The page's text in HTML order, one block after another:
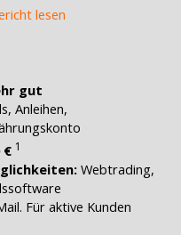
lesen
gut
Anleihen,
€ 1
Webtrading,
Für aktive Kunden